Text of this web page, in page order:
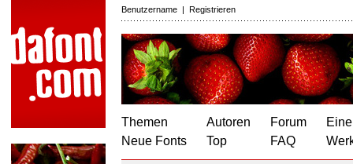
Benutzername | Registrieren
Themen
Neue Fonts
Autoren
Top
Forum
FAQ